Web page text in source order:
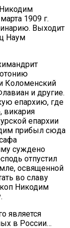
1909 г.
Выходит
Наум
Коломенский
и другие.
епархию, где
викария
епархии
прибыл сюда
суждено
отпустил
освященной
во славу
Никодим
является
в России…